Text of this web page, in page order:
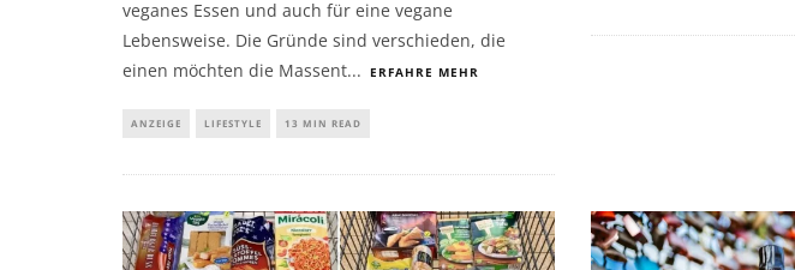
veganes Essen und auch für eine vegane
Lebensweise. Die Gründe sind verschieden, die
einen möchten die Massent... ERFAHRE MEHR
ANZEIGE LIFESTYLE 13 MIN READ